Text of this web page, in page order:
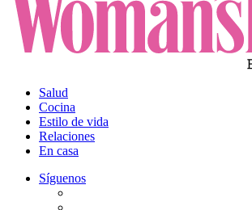
Salud
Cocina
Estilo de vida
Relaciones
En casa
Síguenos